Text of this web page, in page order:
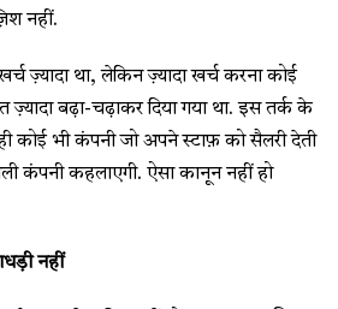
नहीं.
ज़्यादा था, लेकिन ज़्यादा खर्च करना कोई
बढ़ा-चढ़ाकर दिया गया था. इस तर्क के
कोई भी कंपनी जो अपने स्टाफ़ को सैलरी देती
कंपनी कहलाएगी. ऐसा कानून नहीं हो
नहीं